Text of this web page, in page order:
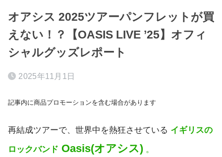
オアシス 2025ツアーパンフレットが買
えない！？【OASIS LIVE ’25】オフィ
シャルグッズレポート
2025年11月1日
記事内に商品プロモーションを含む場合があります
再結成ツアーで、世界中を熱狂させている イギリスの
ロックバンド Oasis(オアシス) 。